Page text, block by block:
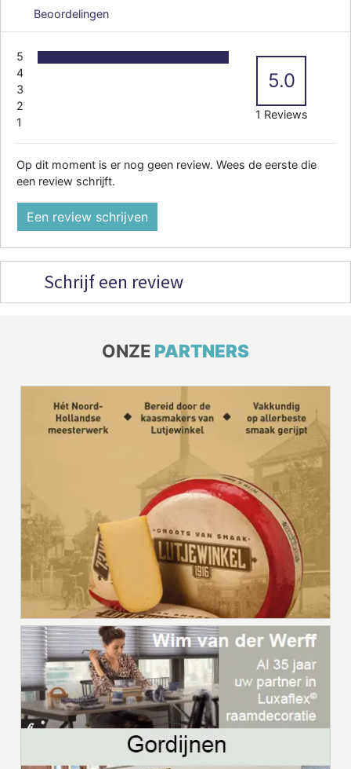
Beoordelingen
5
4
3
2
1
5.0
1 Reviews
Op dit moment is er nog geen review. Wees de eerste die
een review schrijft.
Een review schrijven
Schrijf een review
ONZE PARTNERS